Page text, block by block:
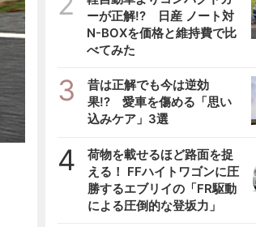
ーが正解!? 日産 ノート対
N-BOXを価格と維持費で比
べてみた
3
昔は正解でも今は逆効
果!? 愛車を傷める「思い
込みケア」3選
4
荷物を載せるほど路面を捉
える！ FFハイトワゴンに圧
勝するエブリイの「FR駆動
による圧倒的な登坂力」